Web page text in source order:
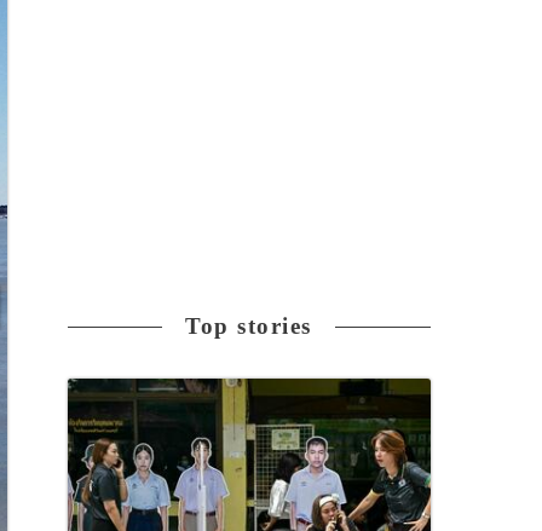
Top stories